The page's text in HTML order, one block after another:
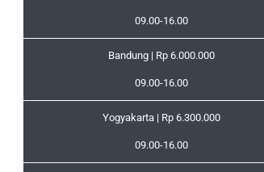
09.00-16.00
Bandung | Rp 6.000.000
09.00-16.00
Yogyakarta | Rp 6.300.000
09.00-16.00